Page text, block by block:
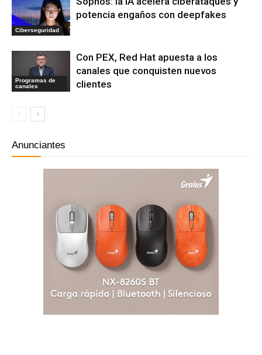
Ciberseguridad
potencia engaños con deepfakes
Programas de
canales
Con PEX, Red Hat apuesta a los
canales que conquisten nuevos
clientes
Anunciantes